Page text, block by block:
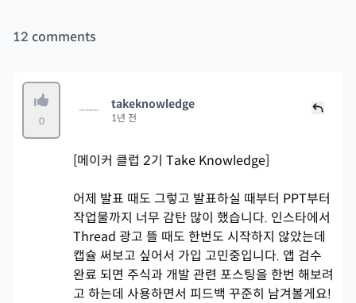
12 comments
0
takeknowledge
1년 전
[메이커 클럽 2기 Take Knowledge]
어제 발표 때도 그렇고 발표하실 때부터 PPT부터
작업물까지 너무 감탄 많이 했습니다. 인스타에서
Thread 광고 뜰 때도 한번도 시작하지 않았는데
캡슐 써보고 싶어서 가입 고민중입니다. 앱 검수
완료 되면 주식과 개발 관련 포스팅을 한번 해보려
고 하는데 사용하면서 피드백 꾸준히 남겨볼게요!